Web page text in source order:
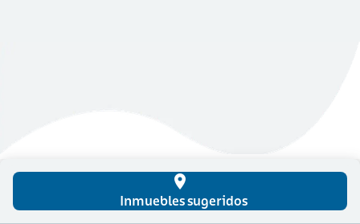
place
Inmuebles sugeridos